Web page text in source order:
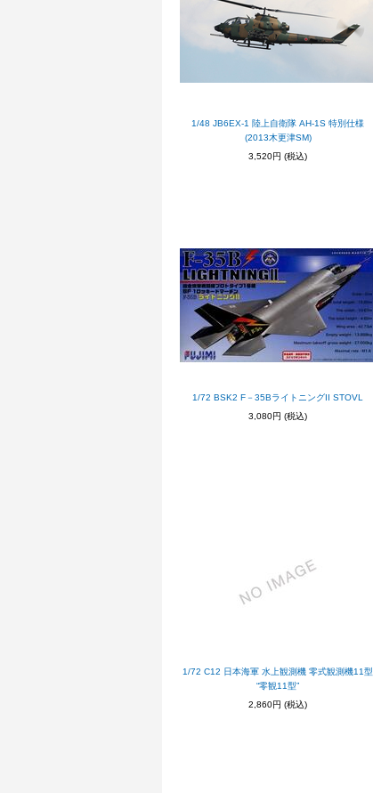
1/48 JB6EX-1 陸上自衛隊 AH-1S 特別仕様
(2013木更津SM)
3,520円 (税込)
1/72 BSK2 F－35BライトニングII STOVL
3,080円 (税込)
1/72 C12 日本海軍 水上観測機 零式観測機11型
“零観11型”
2,860円 (税込)